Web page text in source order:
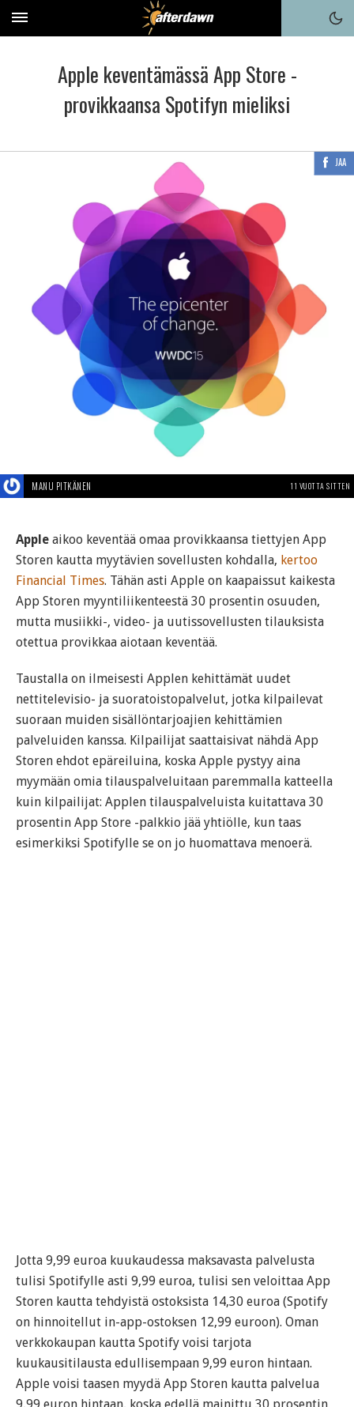
Apple keventämässä App Store -
provikkaansa Spotifyn mieliksi
JAA
MANU PITKÄNEN 11 VUOTTA SITTEN
Apple aikoo keventää omaa provikkaansa tiettyjen App
Storen kautta myytävien sovellusten kohdalla, kertoo
Financial Times. Tähän asti Apple on kaapaissut kaikesta
App Storen myyntiliikenteestä 30 prosentin osuuden,
mutta musiikki-, video- ja uutissovellusten tilauksista
otettua provikkaa aiotaan keventää.
Taustalla on ilmeisesti Applen kehittämät uudet
nettitelevisio- ja suoratoistopalvelut, jotka kilpailevat
suoraan muiden sisällöntarjoajien kehittämien
palveluiden kanssa. Kilpailijat saattaisivat nähdä App
Storen ehdot epäreiluina, koska Apple pystyy aina
myymään omia tilauspalveluitaan paremmalla katteella
kuin kilpailijat: Applen tilauspalveluista kuitattava 30
prosentin App Store -palkkio jää yhtiölle, kun taas
esimerkiksi Spotifylle se on jo huomattava menoerä.
Jotta 9,99 euroa kuukaudessa maksavasta palvelusta
tulisi Spotifylle asti 9,99 euroa, tulisi sen veloittaa App
Storen kautta tehdyistä ostoksista 14,30 euroa (Spotify
on hinnoitellut in-app-ostoksen 12,99 euroon). Oman
verkkokaupan kautta Spotify voisi tarjota
kuukausitilausta edullisempaan 9,99 euron hintaan.
Apple voisi taasen myydä App Storen kautta palvelua